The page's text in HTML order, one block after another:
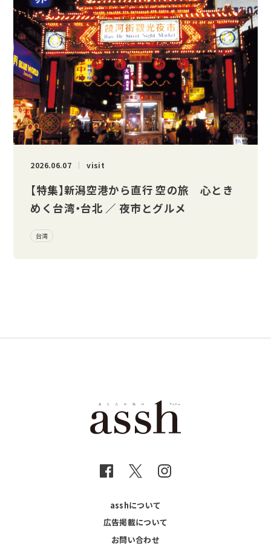
2026.06.07 visit
【特集】新潟空港から直行 空の旅 心とき
めく台湾・台北 ／ 夜市とグルメ
台湾
asshについて
広告掲載について
お問い合わせ